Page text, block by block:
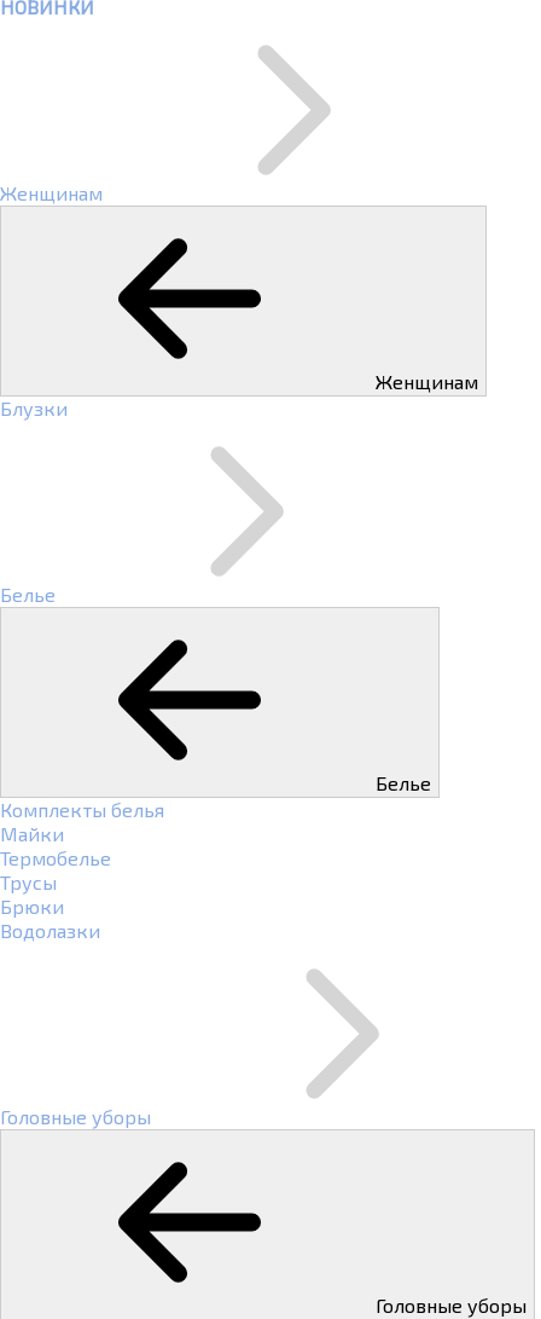
НОВИНКИ
Женщинам
Женщинам
Блузки
Белье
Белье
Комплекты белья
Майки
Термобелье
Трусы
Брюки
Водолазки
Головные уборы
Головные уборы